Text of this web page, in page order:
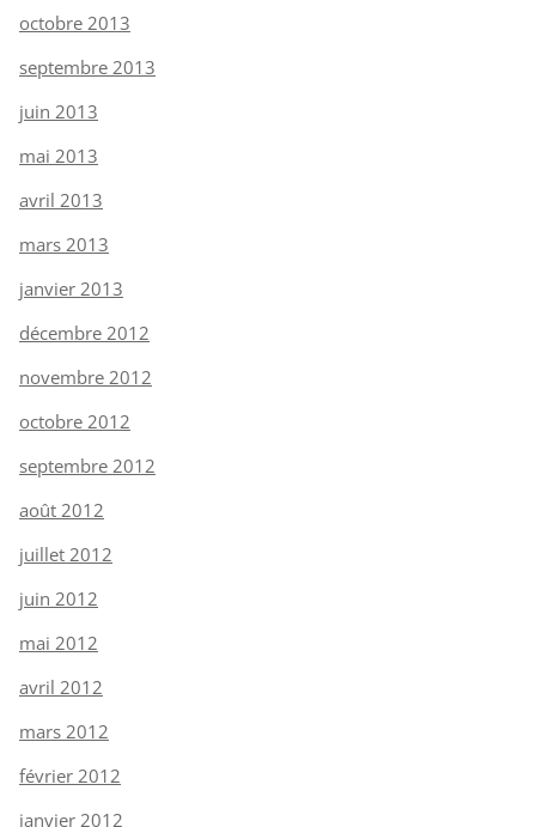
octobre 2013
septembre 2013
juin 2013
mai 2013
avril 2013
mars 2013
janvier 2013
décembre 2012
novembre 2012
octobre 2012
septembre 2012
août 2012
juillet 2012
juin 2012
mai 2012
avril 2012
mars 2012
février 2012
janvier 2012